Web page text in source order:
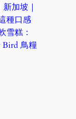
新加坡｜
種口感
雪糕：
Bird 鳥糧